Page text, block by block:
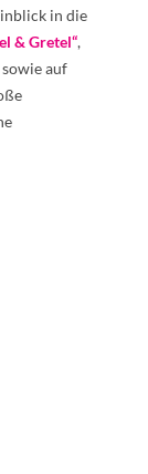
in die
& Gretel“,
auf